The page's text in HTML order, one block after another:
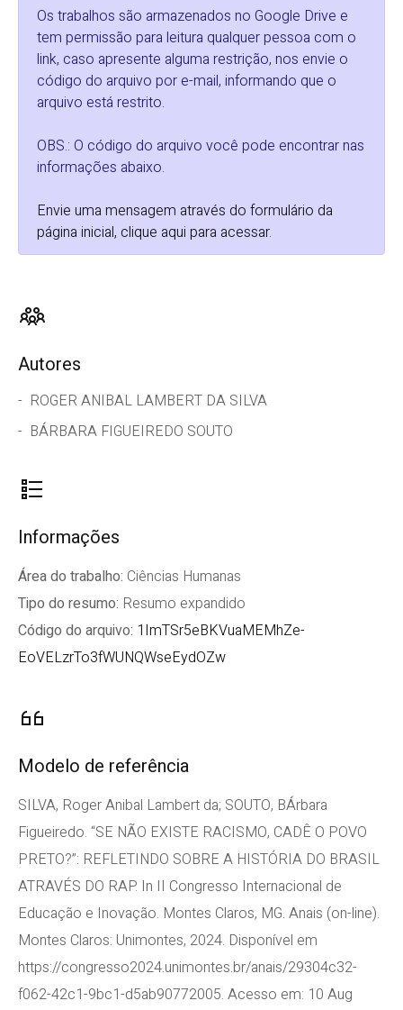
Os trabalhos são armazenados no Google Drive e
tem permissão para leitura qualquer pessoa com o
link, caso apresente alguma restrição, nos envie o
código do arquivo por e-mail, informando que o
arquivo está restrito.
OBS.: O código do arquivo você pode encontrar nas
informações abaixo.
Envie uma mensagem através do formulário da
página inicial, clique aqui para acessar.
Autores
ROGER ANIBAL LAMBERT DA SILVA
BÁRBARA FIGUEIREDO SOUTO
Informações
Área do trabalho: Ciências Humanas
Tipo do resumo: Resumo expandido
Código do arquivo: 1ImTSr5eBKVuaMEMhZe-
EoVELzrTo3fWUNQWseEydOZw
Modelo de referência
SILVA, Roger Anibal Lambert da; SOUTO, BÁrbara
Figueiredo. “SE NÃO EXISTE RACISMO, CADÊ O POVO
PRETO?”: REFLETINDO SOBRE A HISTÓRIA DO BRASIL
ATRAVÉS DO RAP. In II Congresso Internacional de
Educação e Inovação. Montes Claros, MG. Anais (on-line).
Montes Claros: Unimontes, 2024. Disponível em
https://congresso2024.unimontes.br/anais/29304c32-
f062-42c1-9bc1-d5ab90772005. Acesso em: 10 Aug